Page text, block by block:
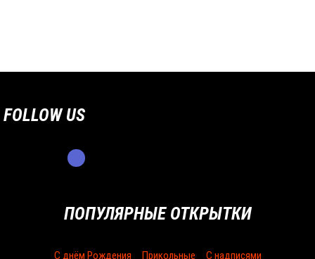
ПОПУЛЯРНЫЕ ОТКРЫТКИ
С днём Рождения Прикольные С надписями
FOLLOW US